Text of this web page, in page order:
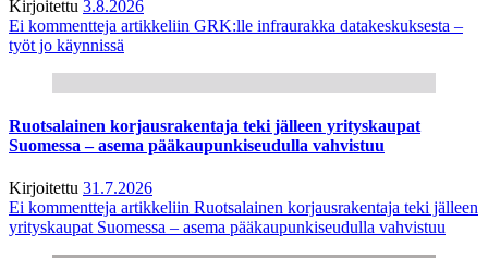
Kirjoitettu 3.8.2026
Ei kommentteja artikkeliin GRK:lle infraurakka datakeskuksesta –
työt jo käynnissä
Ruotsalainen korjausrakentaja teki jälleen yrityskaupat
Suomessa – asema pääkaupunkiseudulla vahvistuu
Kirjoitettu 31.7.2026
Ei kommentteja artikkeliin Ruotsalainen korjausrakentaja teki jälleen
yrityskaupat Suomessa – asema pääkaupunkiseudulla vahvistuu